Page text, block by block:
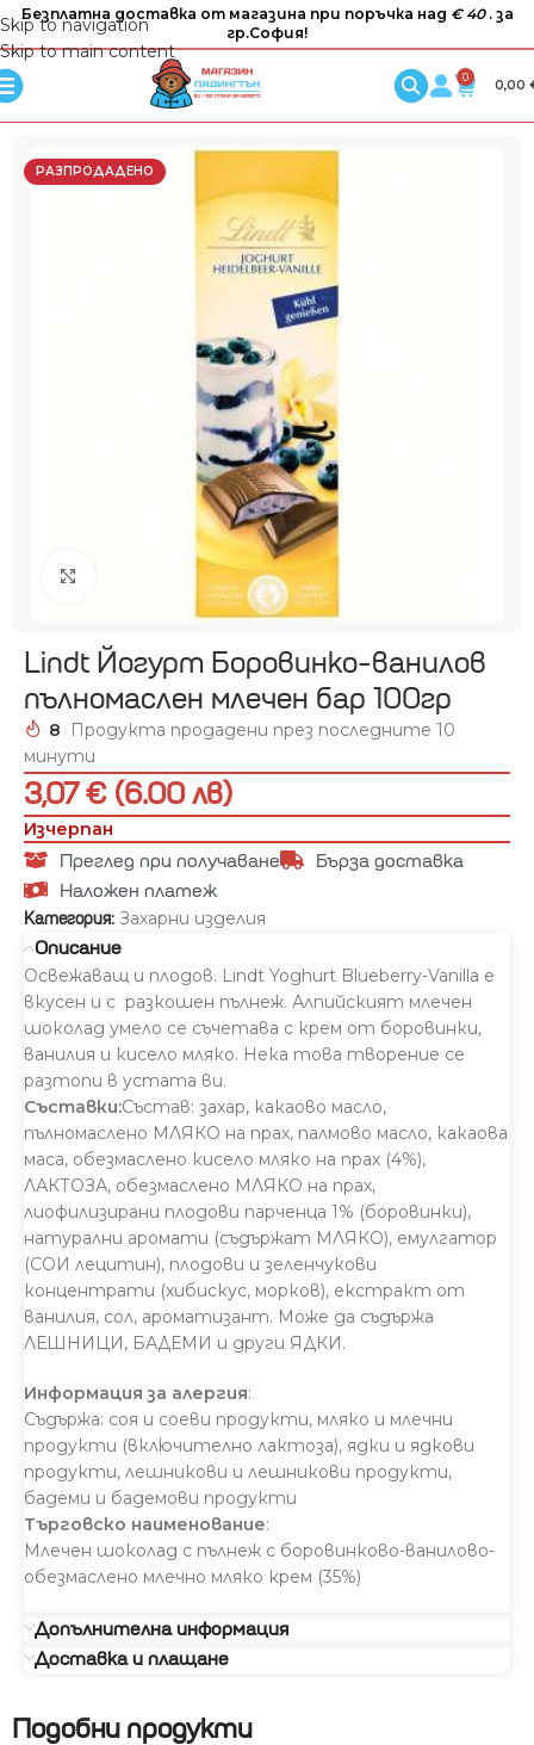
Skip to navigation
Skip to main content
Безплатна доставка от магазина при поръчка над € 40 . за
гр.София!
0
0,00
РАЗПРОДАДЕНО
Lindt Йогурт Боровинко-ванилов
пълномаслен млечен бар 100гр
8
Продукта продадени през последните 10
минути
3,07 € (6.00 лв)
Изчерпан
Преглед при получаване
Бърза доставка
Наложен платеж
Категория: Захарни изделия
Описание
Освежаващ и плодов. Lindt Yoghurt Blueberry-Vanilla е
вкусен и с разкошен пълнеж. Алпийският млечен
шоколад умело се съчетава с крем от боровинки,
ванилия и кисело мляко. Нека това творение се
разтопи в устата ви.
Съставки:Състав: захар, какаово масло,
пълномаслено МЛЯКО на прах, палмово масло, какаова
маса, обезмаслено кисело мляко на прах (4%),
ЛАКТОЗА, обезмаслено МЛЯКО на прах,
лиофилизирани плодови парченца 1% (боровинки),
натурални аромати (съдържат МЛЯКО), емулгатор
(СОИ лецитин), плодови и зеленчукови
концентрати (хибискус, морков), екстракт от
ванилия, сол, ароматизант. Може да съдържа
ЛЕШНИЦИ, БАДЕМИ и други ЯДКИ.
Информация за алергия:
Съдържа: соя и соеви продукти, мляко и млечни
продукти (включително лактоза), ядки и ядкови
продукти, лешникови и лешникови продукти,
бадеми и бадемови продукти
Търговско наименование:
Млечен шоколад с пълнеж с боровинково-ванилово-
обезмаслено млечно мляко крем (35%)
Допълнителна информация
Доставка и плащане
Подобни продукти